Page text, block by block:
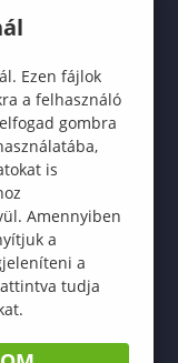
Ezen fájlok
a felhasználó
gombra
is
Amennyiben
a
a
tudja